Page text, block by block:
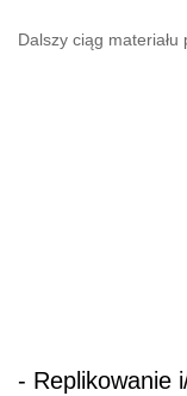
Dalszy ciąg materiału
- Replikowanie